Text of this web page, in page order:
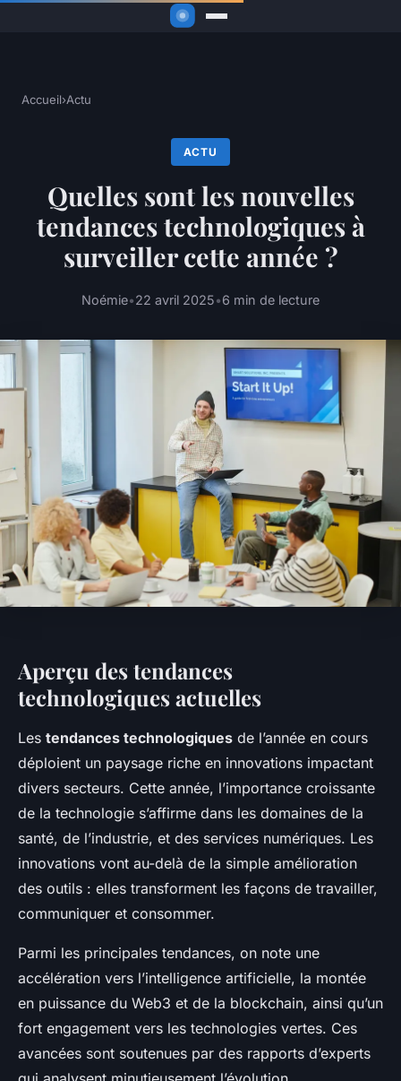
Accueil›Actu
ACTU
Quelles sont les nouvelles
tendances technologiques à
surveiller cette année ?
Noémie•22 avril 2025•6 min de lecture
Aperçu des tendances
technologiques actuelles
Les tendances technologiques de l’année en cours
déploient un paysage riche en innovations impactant
divers secteurs. Cette année, l’importance croissante
de la technologie s’affirme dans les domaines de la
santé, de l’industrie, et des services numériques. Les
innovations vont au-delà de la simple amélioration
des outils : elles transforment les façons de travailler,
communiquer et consommer.
Parmi les principales tendances, on note une
accélération vers l’intelligence artificielle, la montée
en puissance du Web3 et de la blockchain, ainsi qu’un
fort engagement vers les technologies vertes. Ces
avancées sont soutenues par des rapports d’experts